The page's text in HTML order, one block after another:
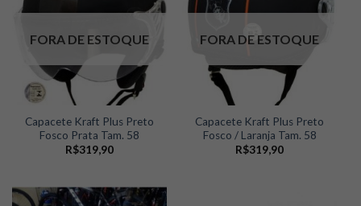
FORA DE ESTOQUE
Capacete Kraft Plus Preto
Fosco Prata Tam. 58
R$319,90
FORA DE ESTOQUE
Capacete Kraft Plus Preto
Fosco / Laranja Tam. 58
R$319,90